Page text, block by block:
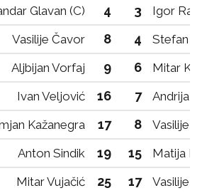
Glavan (C) 4 3
Igor
Vasilije Čavor
8 4
Stefan
Aljbijan Vorfaj
9 6 Mitar
Ivan Veljović 16 7
Andrija
Kažanegra
17 8 Vasilije
Anton Sindik 19 15 Matija
Mitar Vujačić 25 17
Vasilije